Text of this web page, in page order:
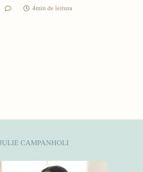
4min de leitura
CAMPANHOLI